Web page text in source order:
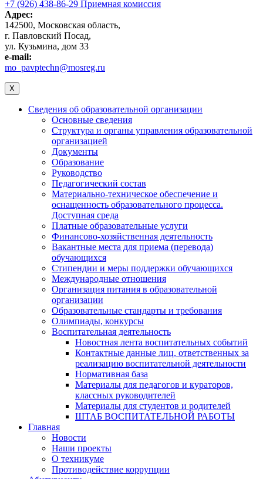
+7 (926) 438-86-29 Приемная комиссия
Адрес:
142500, Московская область,
г. Павловский Посад,
ул. Кузьмина, дом 33
e-mail:
mo_pavptechn@mosreg.ru
X
Сведения об образовательной организации
Основные сведения
Структура и органы управления образовательной
организацией
Документы
Образование
Руководство
Педагогический состав
Материально-техническое обеспечение и
оснащенность образовательного процесса.
Доступная среда
Платные образовательные услуги
Финансово-хозяйственная деятельность
Вакантные места для приема (перевода)
обучающихся
Стипендии и меры поддержки обучающихся
Международные отношения
Организация питания в образовательной
организации
Образовательные стандарты и требования
Олимпиады, конкурсы
Воспитательная деятельность
Новостная лента воспитательных событий
Контактные данные лиц, ответственных за
реализацию воспитательной деятельности
Нормативная база
Материалы для педагогов и кураторов,
классных руководителей
Материалы для студентов и родителей
ШТАБ ВОСПИТАТЕЛЬНОЙ РАБОТЫ
Главная
Новости
Наши проекты
О техникуме
Противодействие коррупции